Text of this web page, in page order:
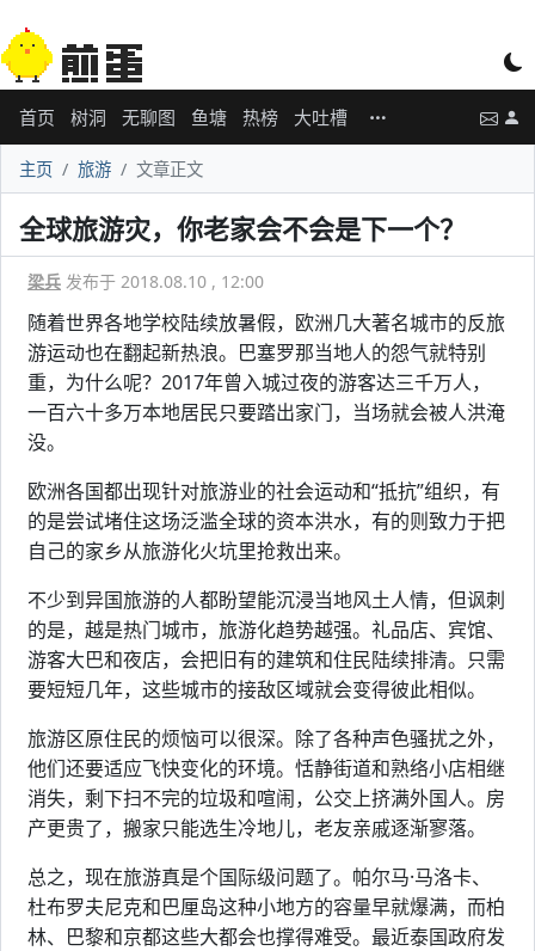
首页 树洞 无聊图 鱼塘 热榜 大吐槽
主页 旅游 文章正文
全球旅游灾，你老家会不会是下一个？
梁兵 发布于 2018.08.10 , 12:00
随着世界各地学校陆续放暑假，欧洲几大著名城市的反旅
游运动也在翻起新热浪。巴塞罗那当地人的怨气就特别
重，为什么呢？2017年曾入城过夜的游客达三千万人，
一百六十多万本地居民只要踏出家门，当场就会被人洪淹
没。
欧洲各国都出现针对旅游业的社会运动和“抵抗”组织，有
的是尝试堵住这场泛滥全球的资本洪水，有的则致力于把
自己的家乡从旅游化火坑里抢救出来。
不少到异国旅游的人都盼望能沉浸当地风土人情，但讽刺
的是，越是热门城市，旅游化趋势越强。礼品店、宾馆、
游客大巴和夜店，会把旧有的建筑和住民陆续排清。只需
要短短几年，这些城市的接敌区域就会变得彼此相似。
旅游区原住民的烦恼可以很深。除了各种声色骚扰之外，
他们还要适应飞快变化的环境。恬静街道和熟络小店相继
消失，剩下扫不完的垃圾和喧闹，公交上挤满外国人。房
产更贵了，搬家只能选生冷地儿，老友亲戚逐渐寥落。
总之，现在旅游真是个国际级问题了。帕尔马·马洛卡、
杜布罗夫尼克和巴厘岛这种小地方的容量早就爆满，而柏
林、巴黎和京都这些大都会也撑得难受。最近泰国政府发